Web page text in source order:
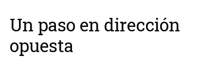
Un paso en dirección
opuesta